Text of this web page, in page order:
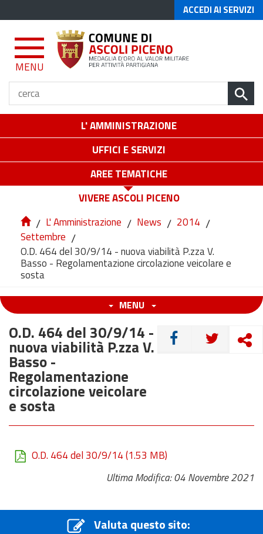
ACCEDI AI SERVIZI
MENU
L' AMMINISTRAZIONE
UFFICI E SERVIZI
AREE TEMATICHE
VIVERE ASCOLI PICENO
/ L' Amministrazione / News / 2014 /
Settembre /
O.D. 464 del 30/9/14 - nuova viabilità P.zza V.
Basso - Regolamentazione circolazione veicolare e
sosta
MENU
CONDIVIDI
O.D. 464 del 30/9/14 -
nuova viabilità P.zza V.
Basso -
Regolamentazione
circolazione veicolare
e sosta
O.D. 464 del 30/9/14(1.53 MB)
Ultima Modifica: 04 Novembre 2021
Valuta questo sito: